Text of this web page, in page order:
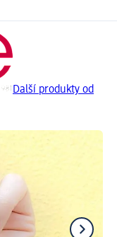
Další produkty od